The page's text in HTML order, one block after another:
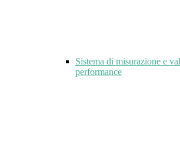
Sistema di misurazione e
performance